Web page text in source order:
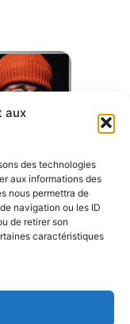
aux
des technologies
aux informations des
nous permettra de
navigation ou les ID
de retirer son
caractéristiques
012, Montréal (Qc)